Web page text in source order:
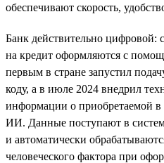
обеспечивают скорость,
Банк действительно цифровой:
на кредит оформляются с
первым в стране запустил
коду, а в июле 2024 внедрил
информации о приобретаемой
ИИ. Данные поступают в
и автоматически
человеческого фактора при